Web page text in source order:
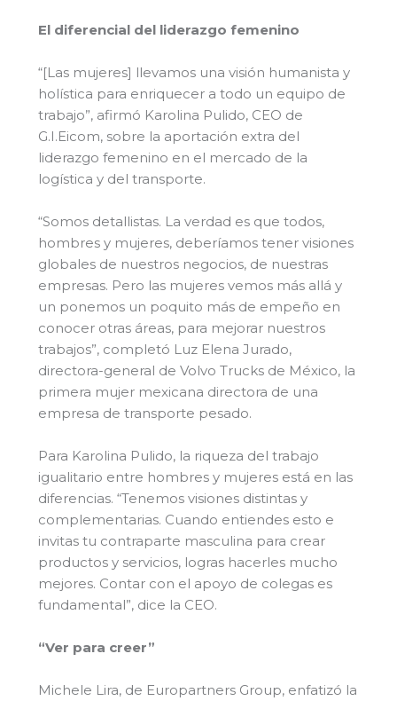
El diferencial del liderazgo femenino
“[Las mujeres] llevamos una visión humanista y
holística para enriquecer a todo un equipo de
trabajo”, afirmó Karolina Pulido, CEO de
G.I.Eicom, sobre la aportación extra del
liderazgo femenino en el mercado de la
logística y del transporte.
“Somos detallistas. La verdad es que todos,
hombres y mujeres, deberíamos tener visiones
globales de nuestros negocios, de nuestras
empresas. Pero las mujeres vemos más allá y
un ponemos un poquito más de empeño en
conocer otras áreas, para mejorar nuestros
trabajos”, completó Luz Elena Jurado,
directora-general de Volvo Trucks de México, la
primera mujer mexicana directora de una
empresa de transporte pesado.
Para Karolina Pulido, la riqueza del trabajo
igualitario entre hombres y mujeres está en las
diferencias. “Tenemos visiones distintas y
complementarias. Cuando entiendes esto e
invitas tu contraparte masculina para crear
productos y servicios, logras hacerles mucho
mejores. Contar con el apoyo de colegas es
fundamental”, dice la CEO.
“Ver para creer”
Michele Lira, de Europartners Group, enfatizó la